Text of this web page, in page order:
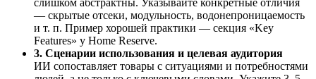
— скрытые отсеки, модульность, водонепроницаемость
и т. п. Пример хорошей практики — секция «Key
Features» у Home Reserve.
3. Сценарии использования и целевая аудитория
ИИ сопоставляет товары с ситуациями и потребностями